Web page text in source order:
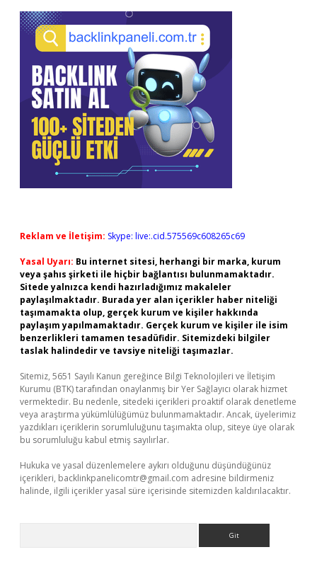
Reklam ve İletişim: Skype: live:.cid.575569c608265c69
Yasal Uyarı: Bu internet sitesi, herhangi bir marka, kurum
veya şahıs şirketi ile hiçbir bağlantısı bulunmamaktadır.
Sitede yalnızca kendi hazırladığımız makaleler
paylaşılmaktadır. Burada yer alan içerikler haber niteliği
taşımamakta olup, gerçek kurum ve kişiler hakkında
paylaşım yapılmamaktadır. Gerçek kurum ve kişiler ile isim
benzerlikleri tamamen tesadüfidir. Sitemizdeki bilgiler
taslak halindedir ve tavsiye niteliği taşımazlar.
Sitemiz, 5651 Sayılı Kanun gereğince Bilgi Teknolojileri ve İletişim
Kurumu (BTK) tarafından onaylanmış bir Yer Sağlayıcı olarak hizmet
vermektedir. Bu nedenle, sitedeki içerikleri proaktif olarak denetleme
veya araştırma yükümlülüğümüz bulunmamaktadır. Ancak, üyelerimiz
yazdıkları içeriklerin sorumluluğunu taşımakta olup, siteye üye olarak
bu sorumluluğu kabul etmiş sayılırlar.
Hukuka ve yasal düzenlemelere aykırı olduğunu düşündüğünüz
içerikleri, backlinkpanelicomtr@gmail.com adresine bildirmeniz
halinde, ilgili içerikler yasal süre içerisinde sitemizden kaldırılacaktır.